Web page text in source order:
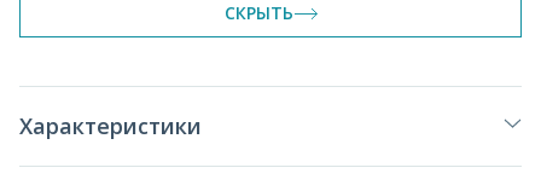
СКРЫТЬ
Характеристики